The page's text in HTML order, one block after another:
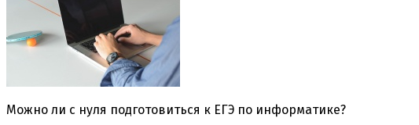
Можно ли с нуля подготовиться к ЕГЭ по информатике?